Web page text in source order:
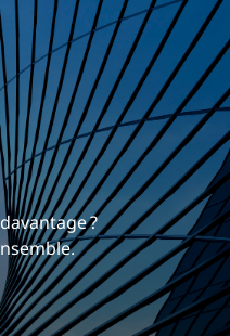
davantage ?
ensemble.
nous différencie.
et gratifiante